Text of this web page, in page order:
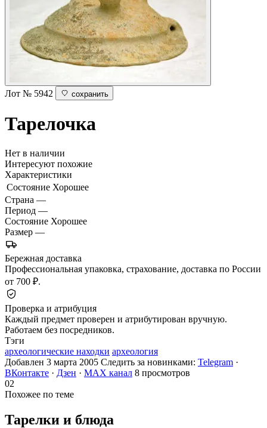
Лот № 5942 сохранить
Тарелочка
Нет в наличии
Интересуют похожие
Характеристики
Состояние Хорошее
Страна —
Период —
Состояние Хорошее
Размер —
Бережная доставка
Профессиональная упаковка, страхование, доставка по России
от 700 ₽.
Проверка и атрибуция
Каждый предмет проверен и атрибутирован вручную.
Работаем без посредников.
Тэги
археологические находки археология
Добавлен 3 марта 2005 Следить за новинками: Telegram ·
ВКонтакте · Дзен · MAX канал 8 просмотров
02
Похожее по теме
Тарелки и блюда